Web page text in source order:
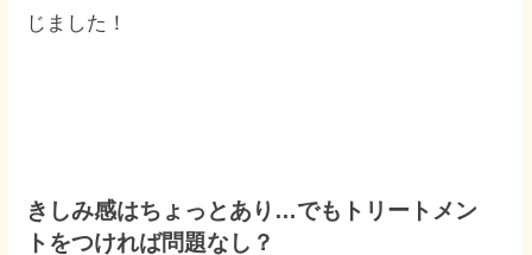
じました！
きしみ感はちょっとあり…でもトリートメン
トをつければ問題なし？